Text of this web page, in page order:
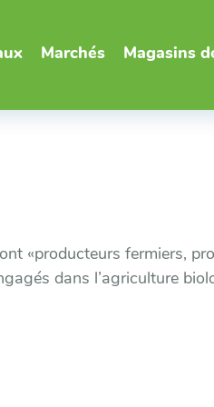
Marchés Magasins
«producteurs fermiers,
dans l’agriculture